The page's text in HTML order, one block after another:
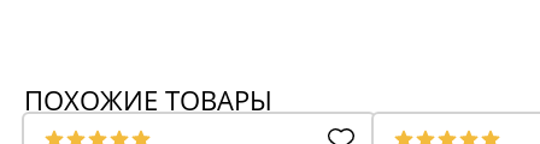
ПОХОЖИЕ ТОВАРЫ